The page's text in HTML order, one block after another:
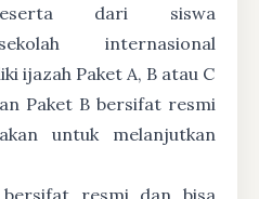
dari siswa
sekolah internasional
ijazah Paket A, B atau C
Paket B bersifat resmi
untuk melanjutkan
resmi dan bisa